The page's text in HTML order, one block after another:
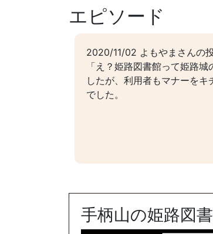
エピソード
2020/11/02 よもやまさんの
「え？姫路図書館って姫路
したが、利用者もマナーを
でした。
手柄山の姫路図